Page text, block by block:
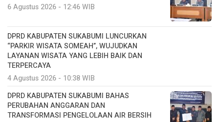
6 Agustus 2026 - 12:46 WIB
DPRD KABUPATEN SUKABUMI LUNCURKAN
“PARKIR WISATA SOMEAH”, WUJUDKAN
LAYANAN WISATA YANG LEBIH BAIK DAN
TERPERCAYA
4 Agustus 2026 - 10:38 WIB
DPRD KABUPATEN SUKABUMI BAHAS
PERUBAHAN ANGGARAN DAN
TRANSFORMASI PENGELOLAAN AIR BERSIH